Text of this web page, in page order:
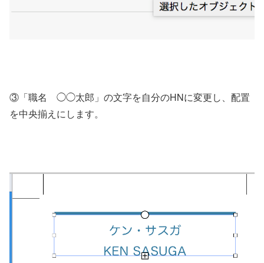
③「職名 ◯◯太郎」の文字を自分のHNに変更し、配置
を中央揃えにします。